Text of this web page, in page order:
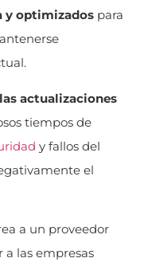
y optimizados para
actualizaciones
tiempos de
y fallos del
el
a un proveedor
a las empresas